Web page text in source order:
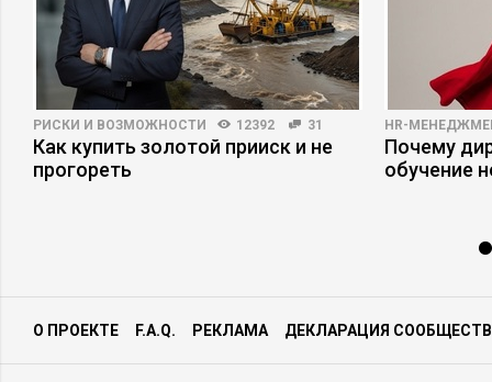
РИСКИ И ВОЗМОЖНОСТИ 12392 31
Как купить золотой прииск и не
прогореть
HR-
Почему
обучение
О ПРОЕКТЕ F.A.Q. РЕКЛАМА ДЕКЛАРАЦИЯ